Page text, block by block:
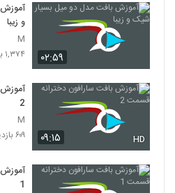
۰۲:۵۹
و زیبا
M
۱,۳۷۴ بازدید
۰۹:۱۵ HD
2
M
۶۰۹ بازدید
1